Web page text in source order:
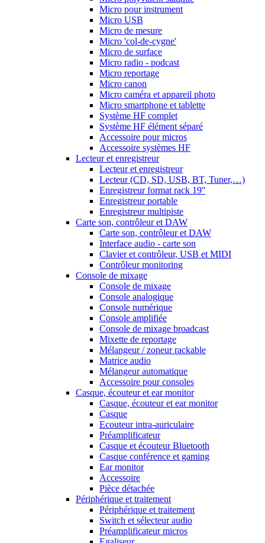
Micro pour instrument
Micro USB
Micro de mesure
Micro 'col-de-cygne'
Micro de surface
Micro radio - podcast
Micro reportage
Micro canon
Micro caméra et appareil photo
Micro smartphone et tablette
Système HF complet
Système HF élément séparé
Accessoire pour micros
Accessoire systèmes HF
Lecteur et enregistreur
Lecteur et enregistreur
Lecteur (CD, SD, USB, BT, Tuner,…)
Enregistreur format rack 19''
Enregistreur portable
Enregistreur multipiste
Carte son, contrôleur et DAW
Carte son, contrôleur et DAW
Interface audio - carte son
Clavier et contrôleur, USB et MIDI
Contrôleur monitoring
Console de mixage
Console de mixage
Console analogique
Console numérique
Console amplifiée
Console de mixage broadcast
Mixette de reportage
Mélangeur / zoneur rackable
Matrice audio
Mélangeur automatique
Accessoire pour consoles
Casque, écouteur et ear monitor
Casque, écouteur et ear monitor
Casque
Ecouteur intra-auriculaire
Préamplificateur
Casque et écouteur Bluetooth
Casque conférence et gaming
Ear monitor
Accessoire
Pièce détachée
Périphérique et traitement
Périphérique et traitement
Switch et sélecteur audio
Préamplificateur micros